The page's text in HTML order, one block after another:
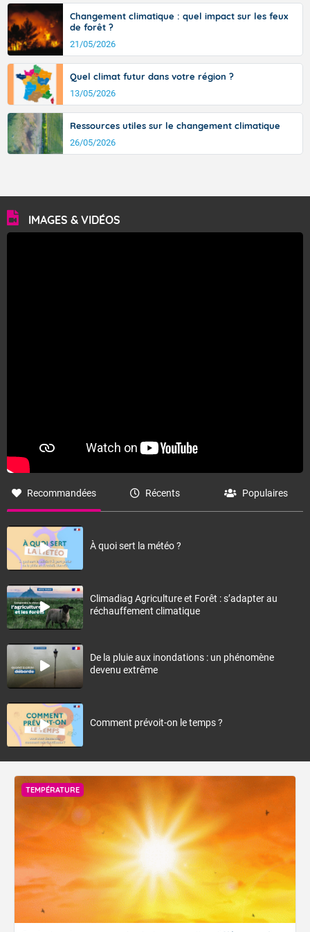
Changement climatique : quel impact sur les feux
de forêt ?
21/05/2026
Quel climat futur dans votre région ?
13/05/2026
Ressources utiles sur le changement climatique
26/05/2026
IMAGES & VIDÉOS
Recommandées Récents Populaires
À quoi sert la météo ?
Climadiag Agriculture et Forêt : s’adapter au
réchauffement climatique
De la pluie aux inondations : un phénomène
devenu extrême
Comment prévoit-on le temps ?
TEMPÉRATURE